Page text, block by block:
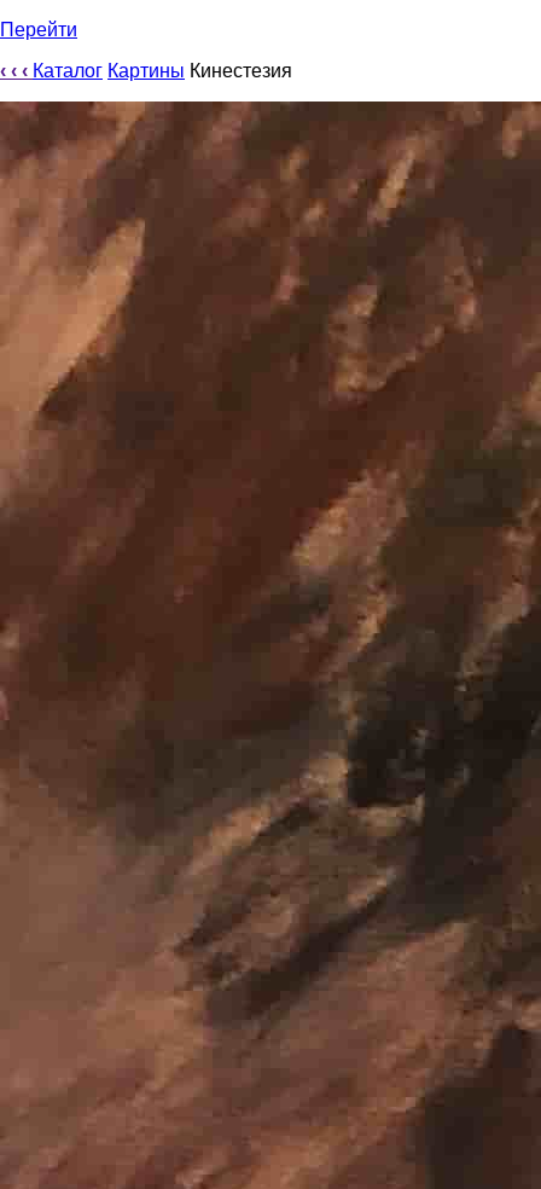
Перейти
‹ ‹ ‹ Каталог Картины Кинестезия